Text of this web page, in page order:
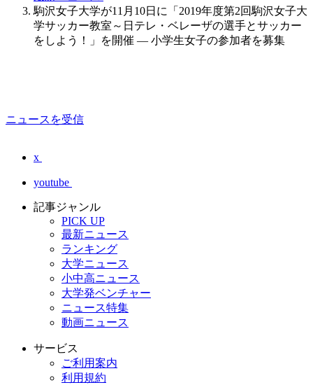
駒沢女子大学が11月10日に「2019年度第2回駒沢女子大
学サッカー教室～日テレ・ベレーザの選手とサッカー
をしよう！」を開催 — 小学生女子の参加者を募集
ニュースを受信
x
youtube
記事ジャンル
PICK UP
最新ニュース
ランキング
大学ニュース
小中高ニュース
大学発ベンチャー
ニュース特集
動画ニュース
サービス
ご利用案内
利用規約